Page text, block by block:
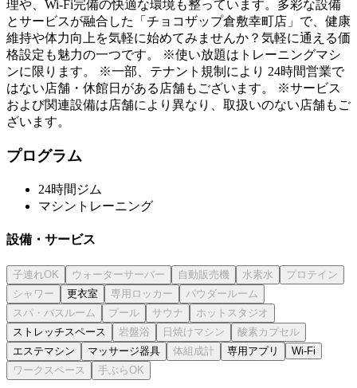
理や、Wi-Fi完備の快適な環境も整っています。多彩な設備
とサービスが融合した「チョコザップ倉敷幸町店」で、健康
維持や体力向上を気軽に始めてみませんか？気軽に通える価
格設定も魅力の一つです。 ※使い放題はトレーニングマシ
ンに限ります。 ※一部、テナント規制により 24時間営業で
はない店舗・休館日がある店舗もございます。 ※サービス
および関連設備は店舗により異なり、取扱いのない店舗もご
ざいます。
プログラム
24時間ジム
マシントレーニング
設備・サービス
更衣室
ストレッチスペース
エステマシン
マッサージ器具 専用アプリ Wi-Fi